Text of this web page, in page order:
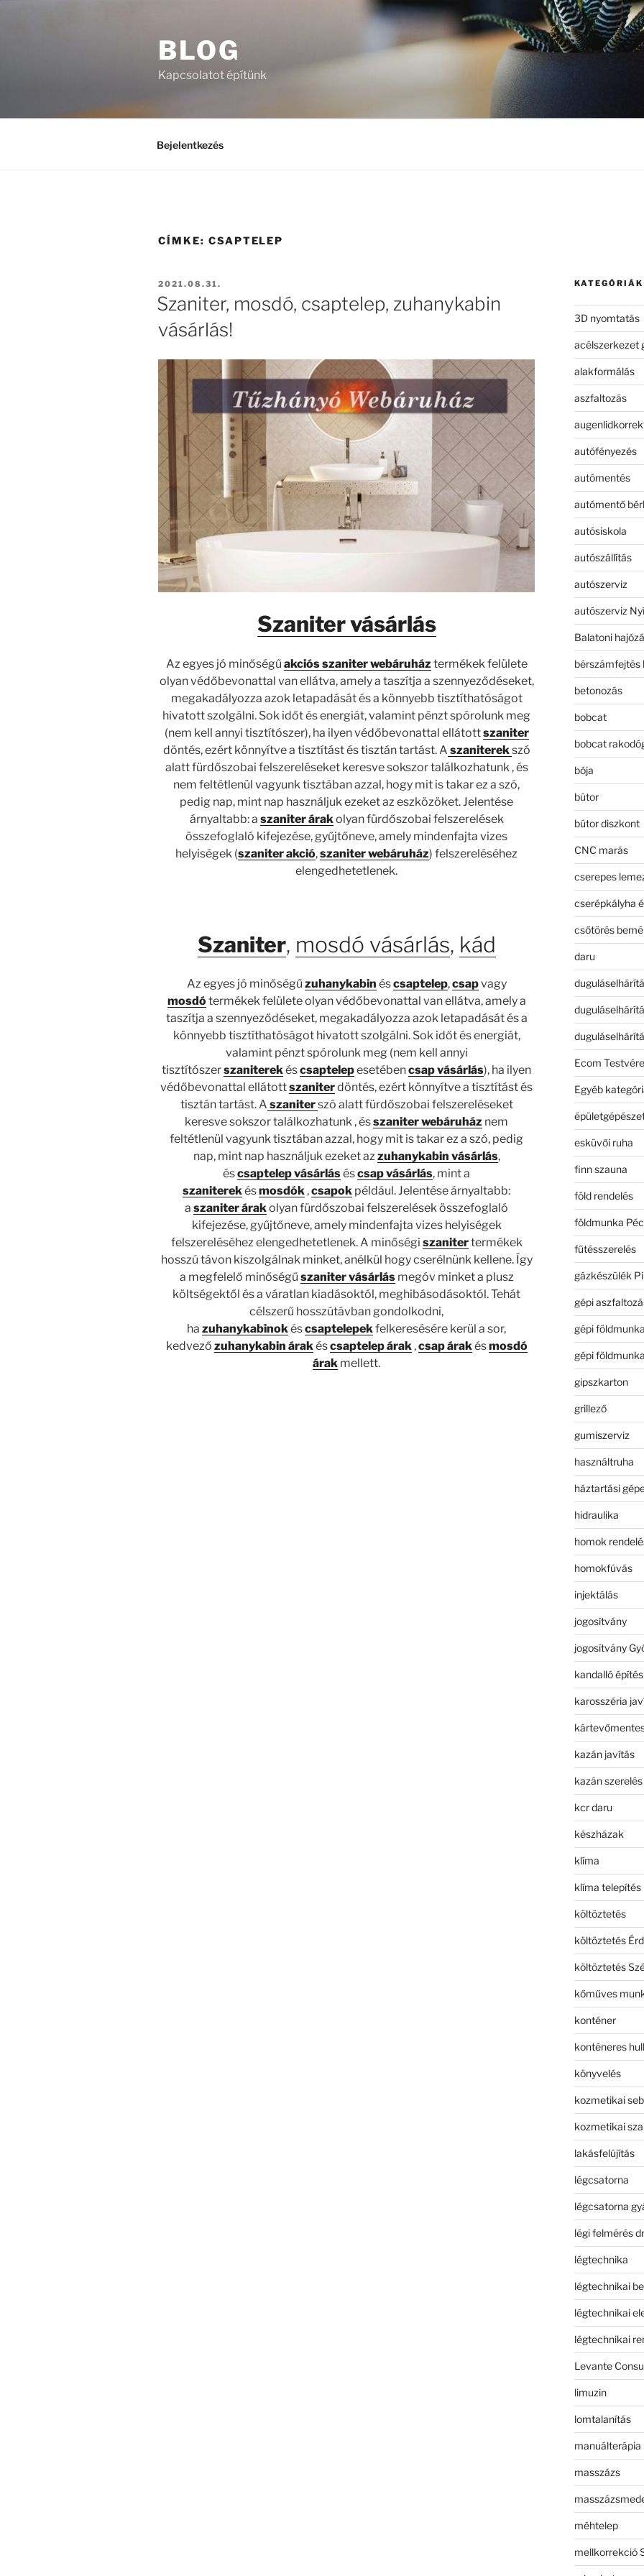
BLOG
Kapcsolatot építünk
Bejelentkezés
CÍMKE: CSAPTELEP
BEKÜLDVE:
2021.08.31.
Szaniter, mosdó, csaptelep, zuhanykabin
vásárlás!
Szaniter vásárlás
Az egyes jó minőségű akciós szaniter webáruház termékek felülete
olyan védőbevonattal van ellátva, amely a taszítja a szennyeződéseket,
megakadályozza azok letapadását és a könnyebb tisztíthatóságot
hivatott szolgálni. Sok időt és energiát, valamint pénzt spórolunk meg
(nem kell annyi tisztítószer), ha ilyen védőbevonattal ellátottszaniter
döntés, ezért könnyítve a tisztítást és tisztán tartást. A szaniterek szó
alatt fürdőszobai felszereléseket keresve sokszor találkozhatunk , és
nem feltétlenül vagyunk tisztában azzal, hogy mit is takar ez a szó,
pedig nap, mint nap használjuk ezeket az eszközöket. Jelentése
árnyaltabb: a szaniter árak olyan fürdőszobai felszerelések
összefoglaló kifejezése, gyűjtőneve, amely mindenfajta vizes
helyiségek (szaniter akció,szaniter webáruház) felszereléséhez
elengedhetetlenek.
Szaniter, mosdó vásárlás, kád
Az egyes jó minőségű zuhanykabin éscsaptelep,csapvagy
mosdótermékek felülete olyan védőbevonattal van ellátva, amely a
taszítja a szennyeződéseket, megakadályozza azok letapadását és a
könnyebb tisztíthatóságot hivatott szolgálni. Sok időt és energiát,
valamint pénzt spórolunk meg (nem kell annyi
tisztítószerszaniterekéscsaptelepesetébencsap vásárlás), ha ilyen
védőbevonattal ellátottszaniterdöntés, ezért könnyítve a tisztítást és
tisztán tartást. A szaniterszó alatt fürdőszobai felszereléseket
keresve sokszor találkozhatunk , ésszaniter webáruház nem
feltétlenül vagyunk tisztában azzal, hogy mit is takar ez a szó, pedig
nap, mint nap használjuk ezeket azzuhanykabin vásárlás,
éscsaptelep vásárláséscsap vásárlás, mint a
szaniterekésmosdók ,csapok például. Jelentése árnyaltabb:
aszaniter árakolyan fürdőszobai felszerelések összefoglaló
kifejezése, gyűjtőneve, amely mindenfajta vizes helyiségek
felszereléséhez elengedhetetlenek. A minőségi szanitertermékek
hosszú távon kiszolgálnak minket, anélkül hogy cserélnünk kellene. Így
a megfelelő minőségű szaniter vásárlásmegóv minket a plusz
költségektől és a váratlan kiadásoktól, meghibásodásoktól. Tehát
célszerű hosszútávban gondolkodni,
hazuhanykabinokéscsaptelepekfelkeresésére kerül a sor,
kedvező zuhanykabin árakéscsaptelep árak,csap árakésmosdó
árak mellett.
KATEGÓRIÁK
3D nyomtatás
acélszerkezet
alakformálás
aszfaltozás
autófényezés
autómentés
autómentő
autósiskola
autószállítás
autószerviz
autószerviz
Balatoni
bérszámfejtés
betonozás
bobcat
bobcat
bója
bútor
bútor diszkont
CNC marás
cserepes
cserépkályha
csőtörés
daru
Ecom
Egyéb
esküvői ruha
finn szauna
föld rendelés
földmunka
fűtésszerelés
gázkészülék
gépi
gépi földmunka
gépi
gipszkarton
grillező
gumiszerviz
használtruha
háztartási
hidraulika
homok
homokfúvás
injektálás
jogosítvány
jogosítvány
kandalló építés
karosszéria
kazán javítás
kazán szerelés
kcr daru
készházak
klíma
klíma telepítés
költöztetés
költöztetés Érd
költöztetés
kőműves
konténer
konténeres
könyvelés
kozmetikai
kozmetikai
lakásfelújítás
légcsatorna
légcsatorna
légi felmérés
légtechnika
légtechnikai
légtechnikai
légtechnikai
Levante
limuzin
lomtalanítás
manuálterápia
masszázs
méhtelep
mellkorrekció